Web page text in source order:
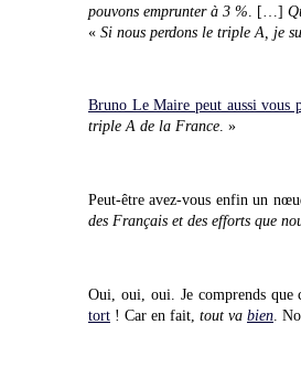
pouvons emprunter à 3 % . […]
« Si nous perdons le triple A, je
Bruno Le Maire peut aussi vous
triple A de la France. »
Peut-être avez-vous enfin un
des Français et des efforts que
Oui, oui, oui. Je comprends que
tort ! Car en fait, tout va bien .